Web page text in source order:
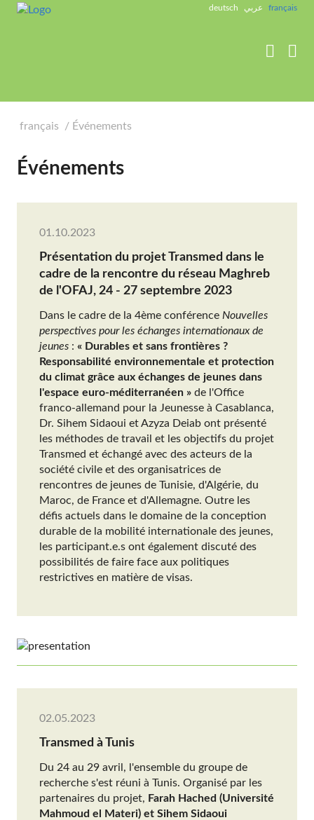
label_goto_content deutsch عربي français


français Événements
Événements
01.10.2023
Présentation du projet Transmed dans le
cadre de la rencontre du réseau Maghreb
de l'OFAJ, 24 - 27 septembre 2023
Dans le cadre de la 4ème conférence Nouvelles
perspectives pour les échanges internationaux de
jeunes : « Durables et sans frontières ?
Responsabilité environnementale et protection
du climat grâce aux échanges de jeunes dans
l'espace euro-méditerranéen » de l'Office
franco-allemand pour la Jeunesse à Casablanca,
Dr. Sihem Sidaoui et Azyza Deiab ont présenté
les méthodes de travail et les objectifs du projet
Transmed et échangé avec des acteurs de la
société civile et des organisatrices de
rencontres de jeunes de Tunisie, d'Algérie, du
Maroc, de France et d'Allemagne. Outre les
défis actuels dans le domaine de la conception
durable de la mobilité internationale des jeunes,
les participant.e.s ont également discuté des
possibilités de faire face aux politiques
restrictives en matière de visas.
02.05.2023
Transmed à Tunis
Du 24 au 29 avril, l'ensemble du groupe de
recherche s'est réuni à Tunis. Organisé par les
partenaires du projet, Farah Hached (Université
Mahmoud el Materi) et Sihem Sidaoui